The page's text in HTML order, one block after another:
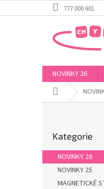
na
777 000 601
NOVINKY 26
Domů
r
a
kategorie
Kategorie
NOVINKY 26
NOVINKY 25
MAGNETICKÉ